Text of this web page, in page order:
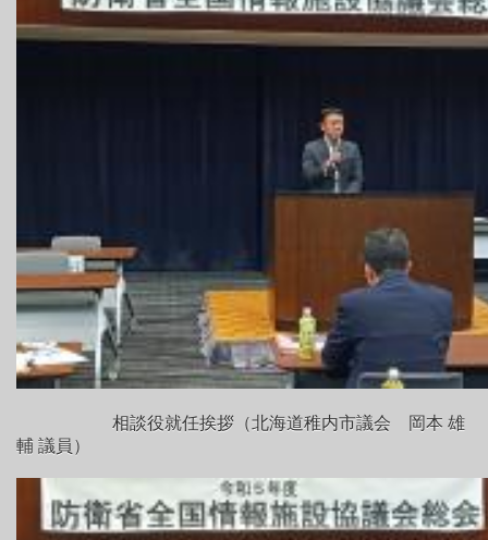
相談役就任挨拶（北海道稚内市議会 岡本 雄
輔 議員）